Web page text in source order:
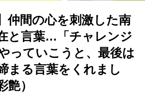
仲間の心を刺激した南
と言葉…「チャレンジ
っていこうと、最後は
まる言葉をくれまし
艶）